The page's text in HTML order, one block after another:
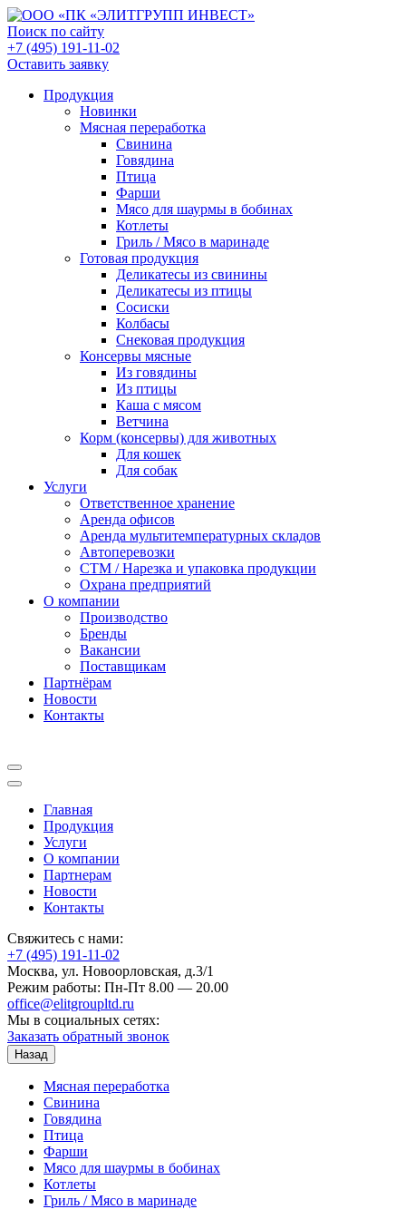
Поиск по сайту
+7 (495) 191-11-02
Оставить заявку
Продукция
Новинки
Мясная переработка
Свинина
Говядина
Птица
Фарши
Мясо для шаурмы в бобинах
Котлеты
Гриль / Мясо в маринаде
Готовая продукция
Деликатесы из свинины
Деликатесы из птицы
Сосиски
Колбасы
Снековая продукция
Консервы мясные
Из говядины
Из птицы
Каша с мясом
Ветчина
Корм (консервы) для животных
Для кошек
Для собак
Услуги
Ответственное хранение
Аренда офисов
Аренда мультитемпературных складов
Автоперевозки
СТМ / Нарезка и упаковка продукции
Охрана предприятий
О компании
Производство
Бренды
Вакансии
Поставщикам
Партнёрам
Новости
Контакты
Главная
Продукция
Услуги
О компании
Партнерам
Новости
Контакты
Свяжитесь с нами:
+7 (495) 191-11-02
Москва, ул. Новоорловская, д.3/1
Режим работы: Пн-Пт 8.00 — 20.00
office@elitgroupltd.ru
Мы в социальных сетях:
Заказать обратный звонок
Назад
Мясная переработка
Свинина
Говядина
Птица
Фарши
Мясо для шаурмы в бобинах
Котлеты
Гриль / Мясо в маринаде